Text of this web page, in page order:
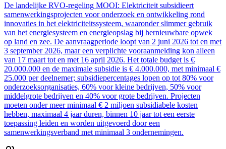
De landelijke RVO-regeling MOOI: Elektriciteit subsidieert
samenwerkingsprojecten voor onderzoek en ontwikkeling rond
innovaties in het elektriciteitssysteem, waaronder slimmer gebruik
van het energiesysteem en energieopslag bij hernieuwbare opwek
op land en zee. De aanvraagperiode loopt van 2 juni 2026 tot en met
3 september 2026, maar een verplichte vooraanmelding kon alleen
van 17 maart tot en met 16 april 2026. Het totale budget is €
20.000.000 en de maximale subsidie is € 4.000.000, met minimaal €
25.000 per deelnemer; subsidiepercentages lopen op tot 80% voor
onderzoeksorganisaties, 60% voor kleine bedrijven, 50% voor
middelgrote bedrijven en 40% voor grote bedrijven. Projecten
moeten onder meer minimaal € 2 miljoen subsidiabele kosten
hebben, maximaal 4 jaar duren, binnen 10 jaar tot een eerste
toepassing leiden en worden uitgevoerd door een
samenwerkingsverband met minimaal 3 ondernemingen.